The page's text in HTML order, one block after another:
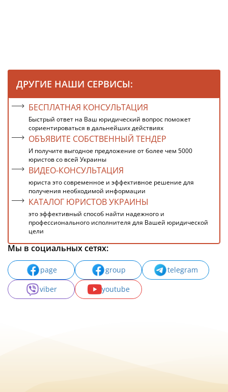
ДРУГИЕ НАШИ СЕРВИСЫ:
БЕСПЛАТНАЯ КОНСУЛЬТАЦИЯ
Быстрый ответ на Ваш юридический вопрос поможет
сориентироваться в дальнейших действиях
ОБЪЯВИТЕ СОБСТВЕННЫЙ ТЕНДЕР
И получите выгодное предложение от более чем 5000
юристов со всей Украины
ВИДЕО-КОНСУЛЬТАЦИЯ
юриста это современное и эффективное решение для
получения необходимой информации
КАТАЛОГ ЮРИСТОВ УКРАИНЫ
это эффективный способ найти надежного и
профессионального исполнителя для Вашей юридической
цели
Мы в социальных сетях:
page group
telegram
viber
youtube